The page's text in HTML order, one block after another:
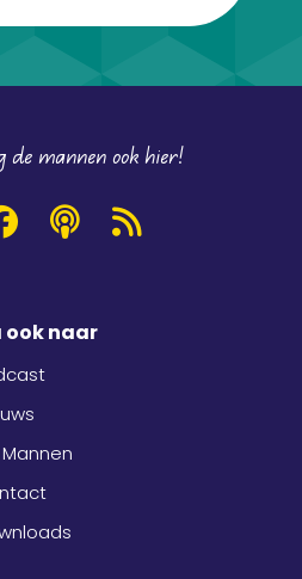
de mannen ook hier!
ook naar